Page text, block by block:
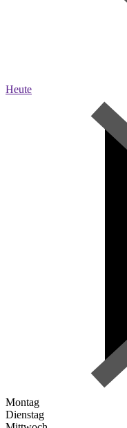
Heute
Montag
Dienstag